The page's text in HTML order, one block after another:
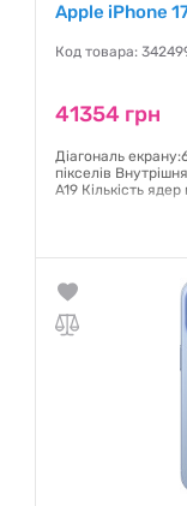
Apple iPhone
Код товара:
41354 грн
Діагональ
пікселів
A19 Кількість